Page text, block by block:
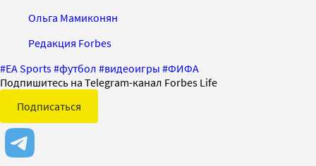
Ольга Мамиконян
Редакция Forbes
#EA Sports#футбол #видеоигры #ФИФА
Подпишитесь на Telegram-канал Forbes Life
Подписаться